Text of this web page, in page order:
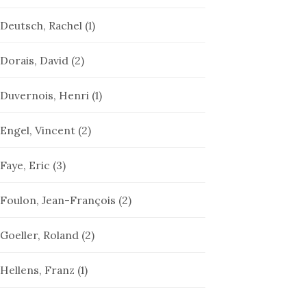
Deutsch, Rachel (1)
Dorais, David (2)
Duvernois, Henri (1)
Engel, Vincent (2)
Faye, Eric (3)
Foulon, Jean-François (2)
Goeller, Roland (2)
Hellens, Franz (1)